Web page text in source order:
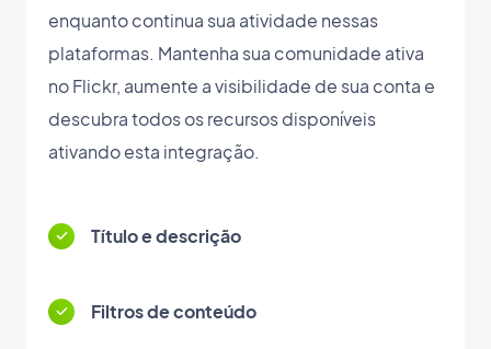
enquanto continua sua atividade nessas
plataformas. Mantenha sua comunidade ativa
no Flickr, aumente a visibilidade de sua conta e
descubra todos os recursos disponíveis
ativando esta integração.
Título e descrição
Filtros de conteúdo